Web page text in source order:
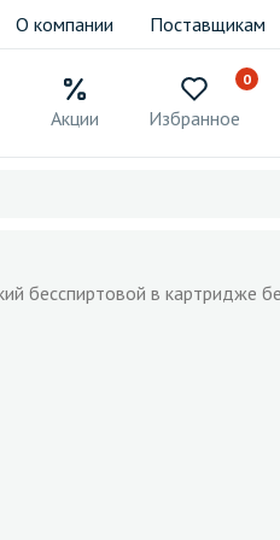
О компании Поставщикам
Акции
0
Избранное
бесспиртовой в картридже